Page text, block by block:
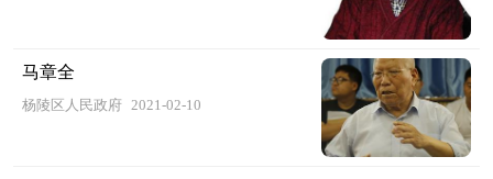
马章全
杨陵区人民政府 2021-02-10